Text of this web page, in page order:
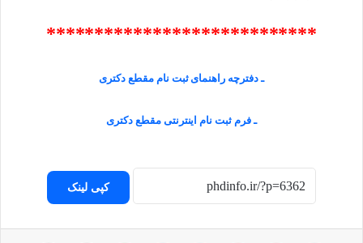
****************************
ـ دفترچه راهنمای ثبت نام مقطع دکتری
ـ فرم ثبت نام اینترنتی مقطع دکتری
کپی لینک